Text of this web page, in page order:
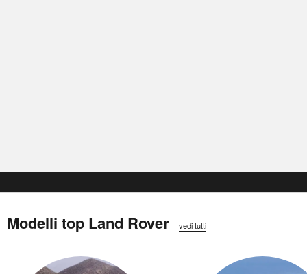
Modelli top Land Rover vedi tutti